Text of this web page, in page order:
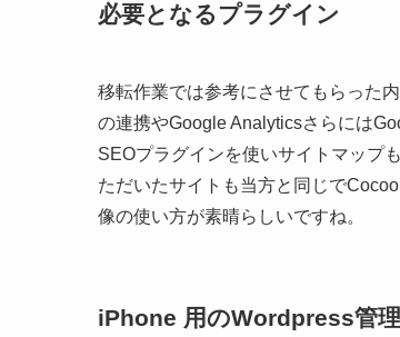
必要となるプラグイン
移転作業では参考にさせてもらった
の連携やGoogle Analyticsさらには
SEOプラグインを使いサイトマップ
ただいたサイトも当方と同じで
像の使い方が素晴らしいですね。
iPhone 用のWordpress管